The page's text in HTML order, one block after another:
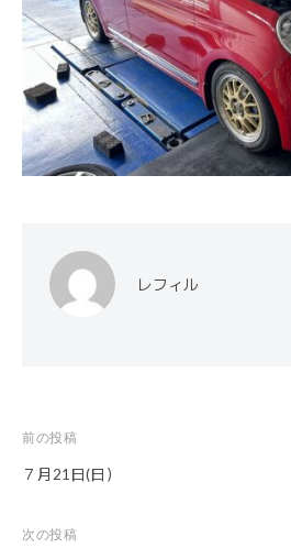
レフィル
投
稿
ナ
前の投稿
７月21日(日）
次の投稿